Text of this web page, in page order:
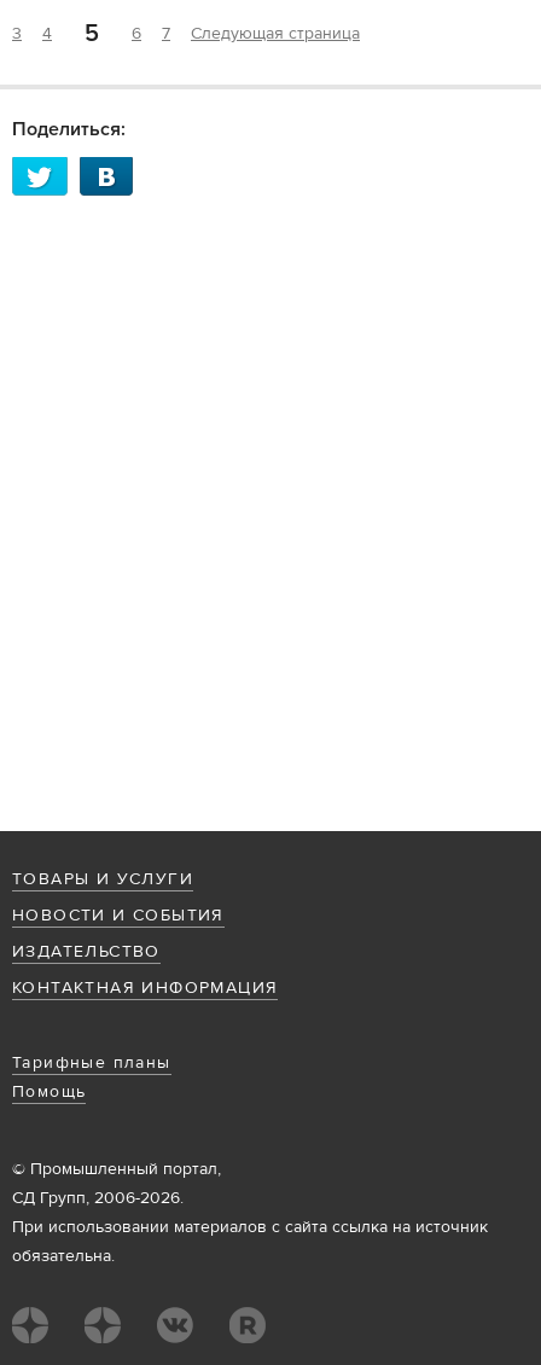
3 4 5 6 7 Следующая страница
Поделиться:
ТОВАРЫ И УСЛУГИ
НОВОСТИ И СОБЫТИЯ
ИЗДАТЕЛЬСТВО
КОНТАКТНАЯ ИНФОРМАЦИЯ
Тарифные планы
Помощь
© Промышленный портал,
СД Групп, 2006-2026.
При использовании материалов с сайта ссылка на источник
обязательна.